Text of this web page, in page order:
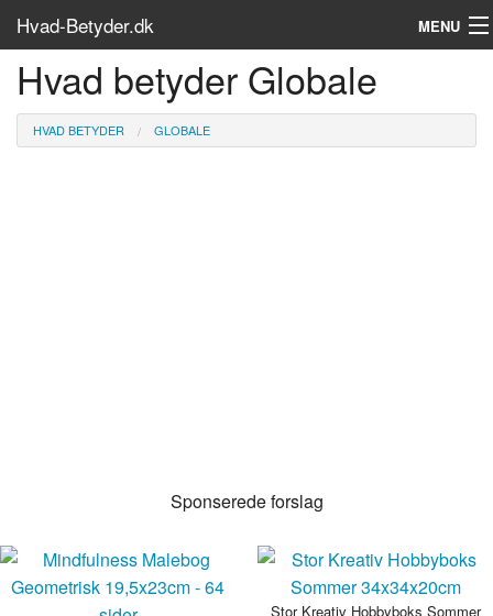
Hvad-Betyder.dk MENU
Om siden
Søg...
Hvad betyder Globale
HVAD BETYDER GLOBALE
Sponserede forslag
Stor Kreativ Hobbyboks Sommer